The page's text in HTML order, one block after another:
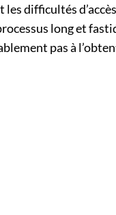
les difficultés
long et
pas à